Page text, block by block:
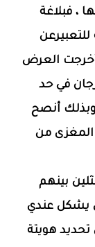
، فبلاغة
العرض
في حد
وبذلك أنصح
المغزى من
بينهم
يشكل عندي
هويتة